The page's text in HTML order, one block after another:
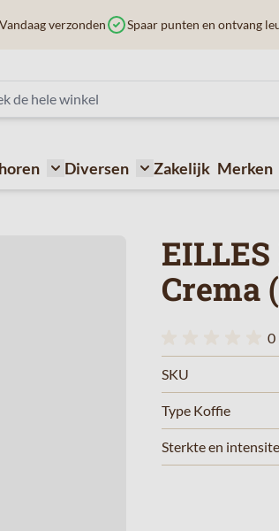
verzonden Spaar punten en ontvang
for Bij de koffie
Toggle submenu for
Diversen
Toggle submenu for
Zakelijk Merken
Crema
0
SKU
Type Koffie
Sterkte en